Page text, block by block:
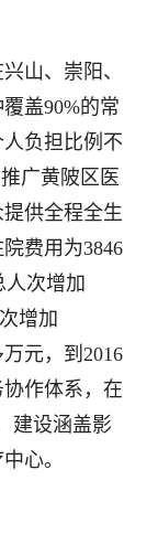
山、崇阳、
盖90%的常
负担比例不
广黄陂区医
供全程全生
费用为3846
人次增加
增加
元，到2016
作体系，在
建设涵盖影
心。